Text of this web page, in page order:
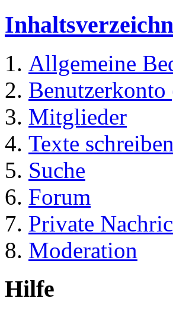
Allgemeine
Mitglieder
Texte schreiben
Suche
Forum
Private
Moderation
Hilfe